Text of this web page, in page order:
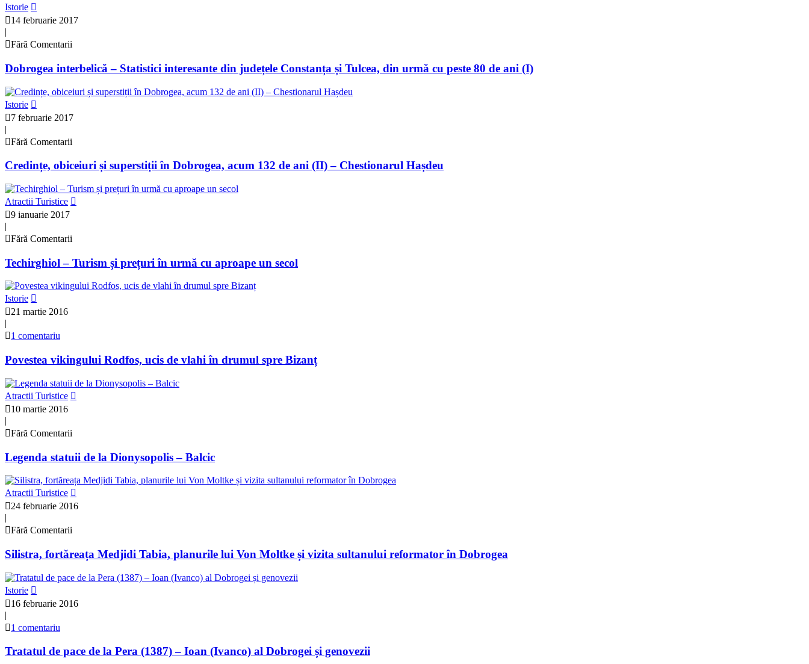
Istorie
14 februarie 2017
|
Fără Comentarii
Dobrogea interbelică – Statistici interesante din județele Constanța și Tulcea, din urmă cu peste 80 de ani (I)
Istorie
7 februarie 2017
|
Fără Comentarii
Credințe, obiceiuri și superstiții în Dobrogea, acum 132 de ani (II) – Chestionarul Hașdeu
Atractii Turistice
9 ianuarie 2017
|
Fără Comentarii
Techirghiol – Turism și prețuri în urmă cu aproape un secol
Istorie
21 martie 2016
|
1 comentariu
Povestea vikingului Rodfos, ucis de vlahi în drumul spre Bizanț
Atractii Turistice
10 martie 2016
|
Fără Comentarii
Legenda statuii de la Dionysopolis – Balcic
Atractii Turistice
24 februarie 2016
|
Fără Comentarii
Silistra, fortăreața Medjidi Tabia, planurile lui Von Moltke și vizita sultanului reformator în Dobrogea
Istorie
16 februarie 2016
|
1 comentariu
Tratatul de pace de la Pera (1387) – Ioan (Ivanco) al Dobrogei și genovezii